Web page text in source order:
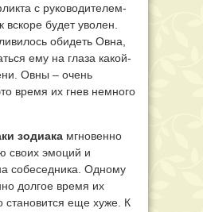
с руководителем-
будет уволен.
обидеть Овна,
ему на глаза какой-
Овны – очень
время их гнев немного
зодиака мгновенно
своих эмоций и
собеседника. Одному
долгое время их
становится еще хуже. К